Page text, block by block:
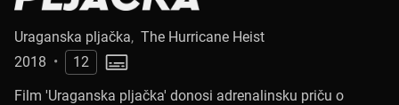
Uraganska pljačka, The Hurricane Heist
2018 •
12
Film 'Uraganska pljačka' donosi adrenalinsku priču o